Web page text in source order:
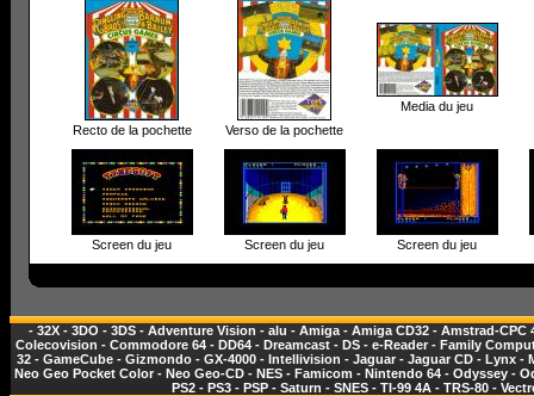
Recto de la pochette Verso de la pochette
Media du jeu
Screen du jeu Screen du jeu Screen du jeu
- 32X - 3DO - 3DS - Adventure Vision - alu - Amiga - Amiga CD32 - Amstrad-CPC
Colecovision - Commodore 64- DD64- Dreamcast- DS- e-Reader- Family
32 - GameCube - Gizmondo - GX-4000 - Intellivision - Jaguar - Jaguar CD - Lynx -
Neo Geo Pocket Color - Neo Geo-CD - NES - Famicom - Nintendo 64 - Odyssey -
PS2 - PS3 - PSP - Saturn - SNES - TI-99 4A - TRS-80 -